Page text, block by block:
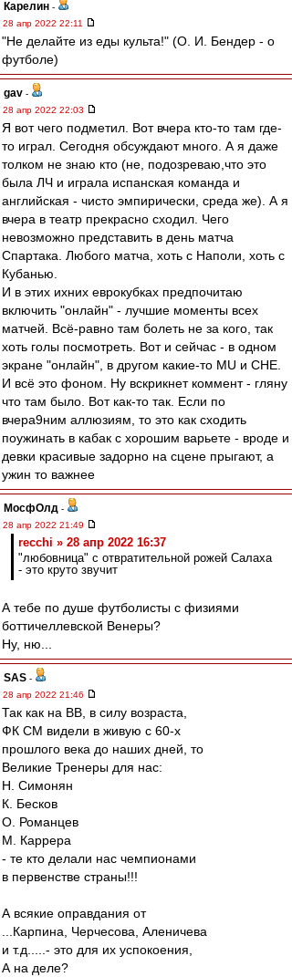
Карелин -
28 апр 2022 22:11
"Не делайте из еды культа!" (О. И. Бендер - о
футболе)
gav -
28 апр 2022 22:03
Я вот чего подметил. Вот вчера кто-то там где-
то играл. Сегодня обсуждают много. А я даже
толком не знаю кто (не, подозреваю,что это
была ЛЧ и играла испанская команда и
английская - чисто эмпирически, среда же). А я
вчера в театр прекрасно сходил. Чего
невозможно представить в день матча
Спартака. Любого матча, хоть с Наполи, хоть с
Кубанью.
И в этих ихних еврокубках предпочитаю
включить "онлайн" - лучшие моменты всех
матчей. Всё-равно там болеть не за кого, так
хоть голы посмотреть. Вот и сейчас - в одном
экране "онлайн", в другом какие-то MU и CHE.
И всё это фоном. Ну вскрикнет коммент - гляну
что там было. Вот как-то так. Если по
вчера9ним аллюзиям, то это как сходить
поужинать в кабак с хорошим варьете - вроде и
девки красивые задорно на сцене прыгают, а
ужин то важнее
МосфОлд -
28 апр 2022 21:49
recchi » 28 апр 2022 16:37
"любовница" с отвратительной рожей Салаха
- это круто звучит
А тебе по душе футболисты с физиями
боттичеллевской Венеры?
Ну, ню...
SAS -
28 апр 2022 21:46
Так как на ВВ, в силу возраста,
ФК СМ видели в живую с 60-х
прошлого века до наших дней, то
Великие Тренеры для нас:
Н. Симонян
К. Бесков
О. Романцев
М. Каррера
- те кто делали нас чемпионами
в первенстве страны!!!
А всякие оправдания от
...Карпина, Черчесова, Аленичева
и т.д.....- это для их успокоения,
А на деле?